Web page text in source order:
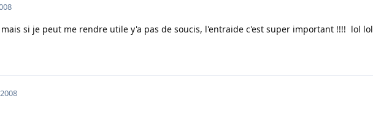
mais si je peut me rendre utile y'a pas de soucis, l'entraide c'est super important !!!! lol lol